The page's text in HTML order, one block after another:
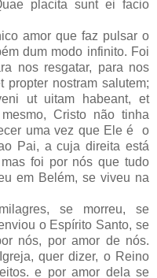
placita sunt ei facio
amor que faz pulsar o
dum modo infinito. Foi
nos resgatar, para nos
nostram salutem;
ut uitam habeant, et
Cristo não tinha
uma vez que Ele é o
Pai, a cuja direita está
foi por nós que tudo
em Belém, se viveu na
se morreu, se
o Espírito Santo, se
nós, por amor de nós.
quer dizer, o Reino
e por amor dela se